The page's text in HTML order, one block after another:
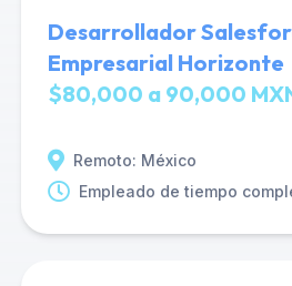
Desarrollador
Empresarial Horizonte
$80,000 a 90,000
Remoto: México
Empleado de tiempo